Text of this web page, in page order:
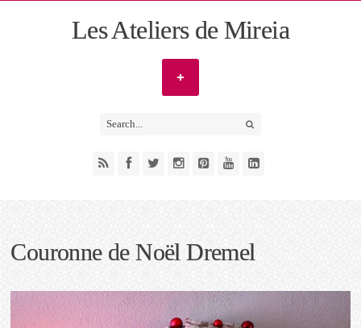
Les Ateliers de Mireia
Couronne de Noël Dremel